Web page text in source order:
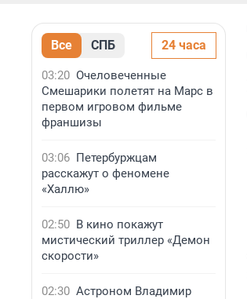
Все СПБ 24 часа
03:20 Очеловеченные
Смешарики полетят на Марс в
первом игровом фильме
франшизы
03:06 Петербуржцам
расскажут о феномене
«Халлю»
02:50 В кино покажут
мистический триллер «Демон
скорости»
02:30 Астроном Владимир